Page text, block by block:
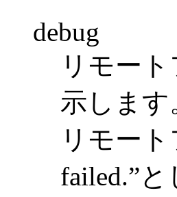
debug
リモー
示します
リモート
failed.”